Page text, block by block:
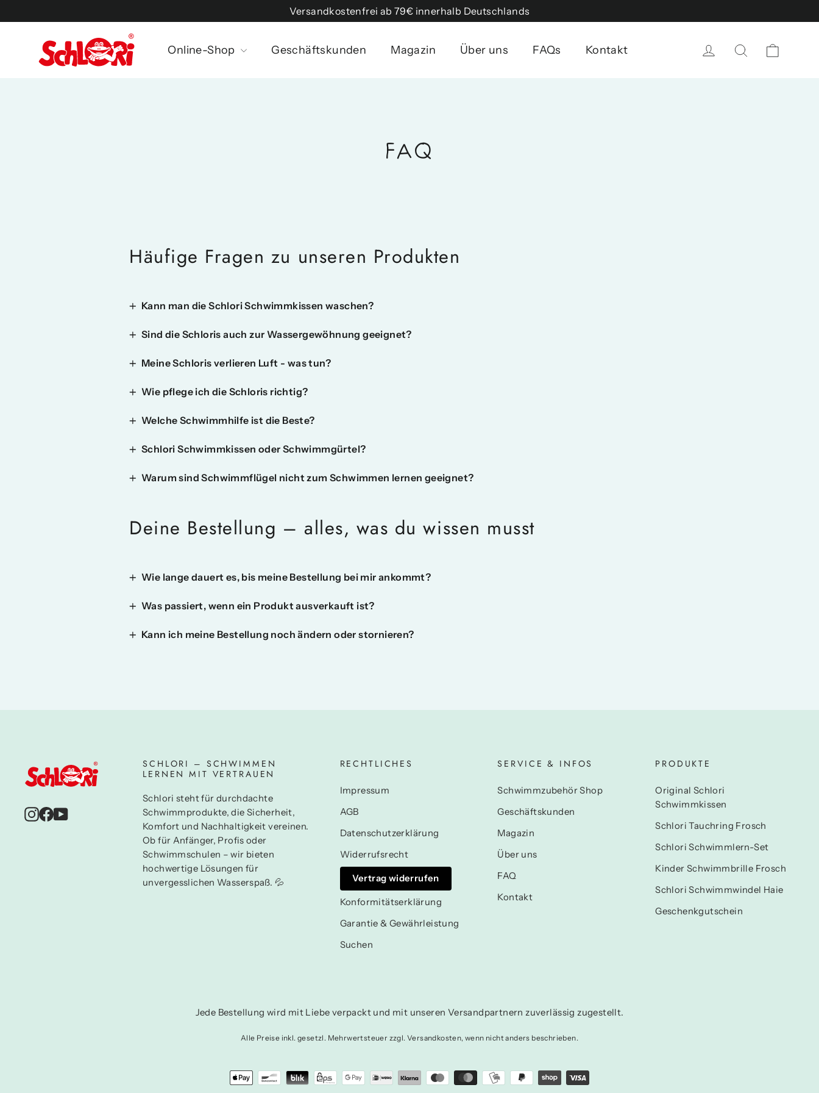
directamente
contenido
Versandkostenfrei ab 79€ innerhalb Deutschlands
Online-Shop Geschäftskunden Magazin Über uns FAQs Kontakt IngresarBuscar
FAQ
Häufige Fragen zu unseren Produkten
Kann man die Schlori Schwimmkissen waschen?
Sind die Schloris auch zur Wassergewöhnung geeignet?
Meine Schloris verlieren Luft - was tun?
Wie pflege ich die Schloris richtig?
Welche Schwimmhilfe ist die Beste?
Schlori Schwimmkissen oder Schwimmgürtel?
Warum sind Schwimmflügel nicht zum Schwimmen lernen geeignet?
Deine Bestellung – alles, was du wissen musst
Wie lange dauert es, bis meine Bestellung bei mir ankommt?
Was passiert, wenn ein Produkt ausverkauft ist?
Kann ich meine Bestellung noch ändern oder stornieren?
Instagram
Facebook
YouTube
SCHLORI – SCHWIMMEN
LERNEN MIT VERTRAUEN
Schlori steht für durchdachte
Schwimmprodukte, die Sicherheit,
Komfort und Nachhaltigkeit vereinen.
Ob für Anfänger, Profis oder
Schwimmschulen – wir bieten
hochwertige Lösungen für
unvergesslichen Wasserspaß. 💦
RECHTLICHES
Impressum
AGB
Datenschutzerklärung
Widerrufsrecht
Vertrag widerrufen
Konformitätserklärung
Garantie & Gewährleistung
Suchen
SERVICE & INFOS
Schwimmzubehör Shop
Geschäftskunden
Magazin
Über uns
FAQ
Kontakt
PRODUKTE
Original Schlori
Schwimmkissen
Schlori Tauchring Frosch
Schlori Schwimmlern-Set
Kinder Schwimmbrille Frosch
Schlori Schwimmwindel Haie
Geschenkgutschein
Jede Bestellung wird mit Liebe verpackt und mit unseren Versandpartnern zuverlässig zugestellt.
Alle Preise inkl. gesetzl. Mehrwertsteuer zzgl. Versandkosten, wenn nicht anders beschrieben.